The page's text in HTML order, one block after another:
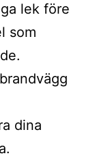
lek före
som
dina